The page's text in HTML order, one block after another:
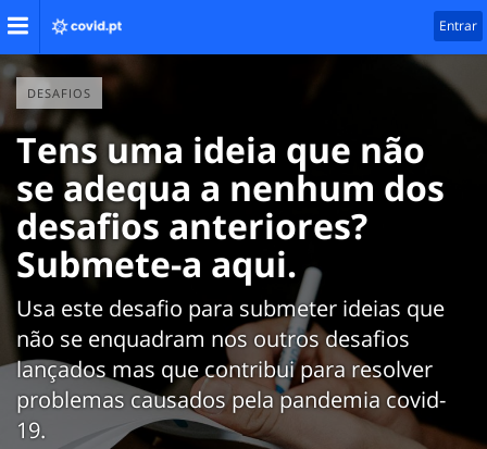
Entrar
DESAFIOS
Tens uma ideia que não
se adequa a nenhum dos
desafios anteriores?
Submete-a aqui.
Usa este desafio para submeter ideias que
não se enquadram nos outros desafios
lançados mas que contribui para resolver
problemas causados pela pandemia covid-
19.